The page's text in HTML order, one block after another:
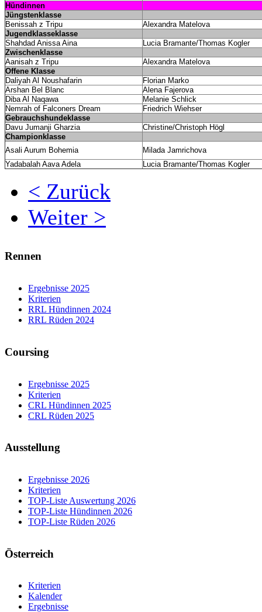
Hündinnen
Jüngstenklasse
Benissah z Tripu
Alexandra Matelova
Jugendklasseklasse
Shahdad Anissa Aina
Lucia Bramante/Thomas Kogler
Zwischenklasse
Aanisah z Tripu
Alexandra Matelova
Offene Klasse
Daliyah Al Noushafarin
Florian Marko
Arshan Bel Blanc
Alena Fajerova
Diba Al Naqawa
Melanie Schlick
Nemrah of Falconers Dream
Friedrich Wiehser
Gebrauchshundeklasse
Davu Jumanji Gharzia
Christine/Christoph Högl
Championklasse
Asali Aurum Bohemia
Milada Jamrichova
Yadabalah Aava Adela
Lucia Bramante/Thomas Kogler
< Zurück
Weiter >
Rennen
Ergebnisse 2025
Kriterien
RRL Hündinnen 2024
RRL Rüden 2024
Coursing
Ergebnisse 2025
Kriterien
CRL Hündinnen 2025
CRL Rüden 2025
Ausstellung
Ergebnisse 2026
Kriterien
TOP-Liste Auswertung 2026
TOP-Liste Hündinnen 2026
TOP-Liste Rüden 2026
Österreich
Kriterien
Kalender
Ergebnisse